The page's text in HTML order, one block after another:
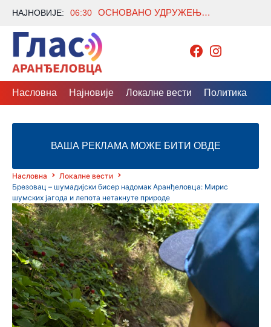
НАЈНОВИЈЕ: 06:30 ОСНОВАНО УДРУЖЕЊЕ „ДЕСТИЛАТИ ЗА ДЕСТИЛЕРИЈЕ“: УДРУЖИЛА СЕ 43 ВОЋАРА ИЗ ШУМАДИЈЕ
Насловна Најновије Локалне вести Политика
ВАША РЕКЛАМА МОЖЕ БИТИ ОВДЕ
Насловна
Локалне вести
Брезовац – шумадијски бисер надомак Аранђеловца: Мирис
шумских јагода и лепота нетакнуте природе